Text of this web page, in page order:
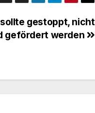
gestoppt, nicht
gefördert werden